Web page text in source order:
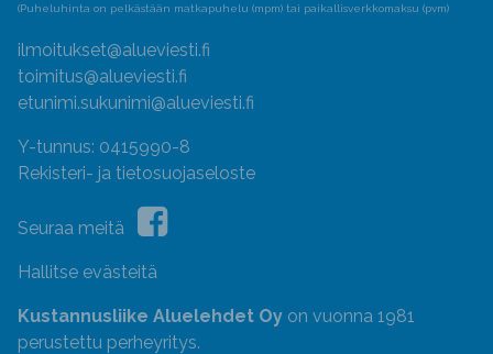
(Puheluhinta on pelkästään matkapuhelu (mpm) tai paikallisverkkomaksu (pvm)
ilmoitukset@alueviesti.fi
toimitus@alueviesti.fi
etunimi.sukunimi@alueviesti.fi
Y-tunnus: 0415990-8
Rekisteri- ja tietosuojaseloste
Seuraa meitä
Hallitse evästeitä
Kustannusliike Aluelehdet Oy on vuonna 1981
perustettu perheyritys.